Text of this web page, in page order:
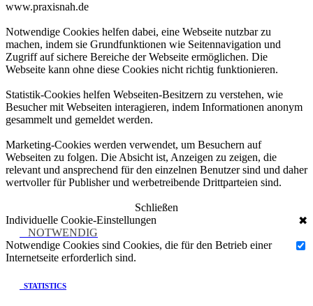
www.praxisnah.de
Notwendige Cookies helfen dabei, eine Webseite nutzbar zu
machen, indem sie Grundfunktionen wie Seitennavigation und
Zugriff auf sichere Bereiche der Webseite ermöglichen. Die
Webseite kann ohne diese Cookies nicht richtig funktionieren.
Statistik-Cookies helfen Webseiten-Besitzern zu verstehen, wie
Besucher mit Webseiten interagieren, indem Informationen anonym
gesammelt und gemeldet werden.
Marketing-Cookies werden verwendet, um Besuchern auf
Webseiten zu folgen. Die Absicht ist, Anzeigen zu zeigen, die
relevant und ansprechend für den einzelnen Benutzer sind und daher
wertvoller für Publisher und werbetreibende Drittparteien sind.
Schließen
Individuelle Cookie-Einstellungen
✖
NOTWENDIG
Notwendige Cookies sind Cookies, die für den Betrieb einer
Internetseite erforderlich sind.
STATISTICS